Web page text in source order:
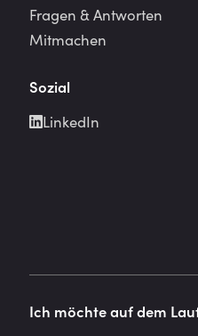
Fragen & Antworten
Mitmachen
Sozial
LinkedIn
Ich möchte auf dem